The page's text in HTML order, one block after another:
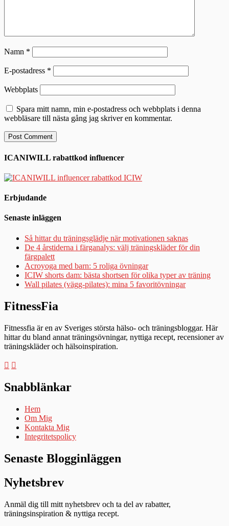
Namn *
E-postadress *
Webbplats
Spara mitt namn, min e-postadress och webbplats i denna
webbläsare till nästa gång jag skriver en kommentar.
ICANIWILL rabattkod influencer
Erbjudande
Senaste inläggen
Så hittar du träningsglädje när motivationen saknas
De 4 årstiderna i färganalys: välj träningskläder för din
färgpalett
Acroyoga med barn: 5 roliga övningar
ICIW shorts dam: bästa shortsen för olika typer av träning
Wall pilates (vägg-pilates): mina 5 favoritövningar
FitnessFia
Fitnessfia är en av Sveriges största hälso- och träningsbloggar. Här
hittar du bland annat träningsövningar, nyttiga recept, recensioner av
träningskläder och hälsoinspiration.
Snabblänkar
Hem
Om Mig
Kontakta Mig
Integritetspolicy
Senaste Blogginläggen
Nyhetsbrev
Anmäl dig till mitt nyhetsbrev och ta del av rabatter,
träningsinspiration & nyttiga recept.